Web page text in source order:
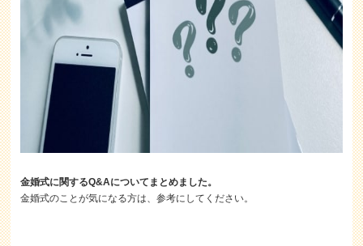
金婚式に関するQ&Aについてまとめました。
金婚式のことが気になる方は、参考にしてください。